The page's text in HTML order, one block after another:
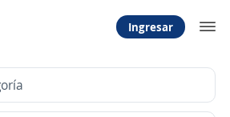
Ingresar